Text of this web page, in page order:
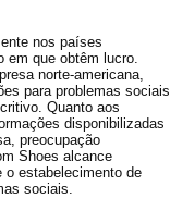
nos países
que obtêm lucro.
norte-americana,
para problemas sociais
Quanto aos
disponibilizadas
preocupação
Shoes alcance
o estabelecimento de
sociais.